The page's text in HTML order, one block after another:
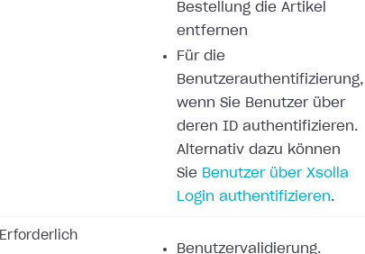
Bestellung die Artikel
entfernen
Für die
Benutzerauthentifizierung,
wenn Sie Benutzer über
deren ID authentifizieren.
Alternativ dazu können
Sie Benutzer über Xsolla
Login authentifizieren.
Erforderlich
Benutzervalidierung.